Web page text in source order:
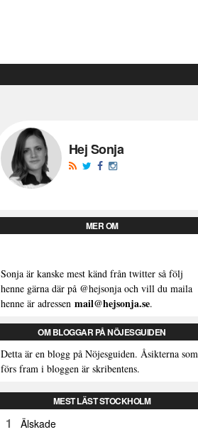
Hej Sonja
MER OM
Sonja är kanske mest känd från twitter så följ
henne gärna där på @hejsonja och vill du maila
henne är adressen mail@hejsonja.se.
OM BLOGGAR PÅ NÖJESGUIDEN
Detta är en blogg på Nöjesguiden. Åsikterna som
förs fram i bloggen är skribentens.
MEST LÄST STOCKHOLM
1 Älskade